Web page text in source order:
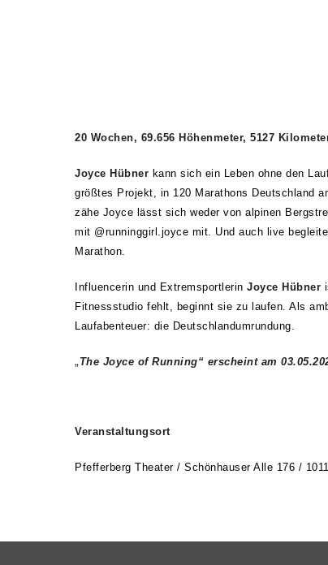
20 Wochen, 69.656 Höhenmeter, 5127
Joyce Hübner kann sich ein Leben ohne den
größtes Projekt, in 120 Marathons Deutschland
zähe Joyce lässt sich weder von alpinen
mit @runninggirl.joyce mit. Und auch live
Marathon.
Influencerin und Extremsportlerin Joyce Hübner
Fitnessstudio fehlt, beginnt sie zu laufen. Als
Laufabenteuer: die Deutschlandumrundung.
„The Joyce of Running“ erscheint am
Veranstaltungsort
Pfefferberg Theater / Schönhauser Alle 176 /